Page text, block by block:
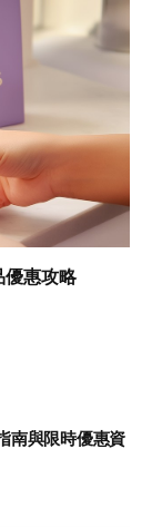
優惠攻略
南與限時優惠資